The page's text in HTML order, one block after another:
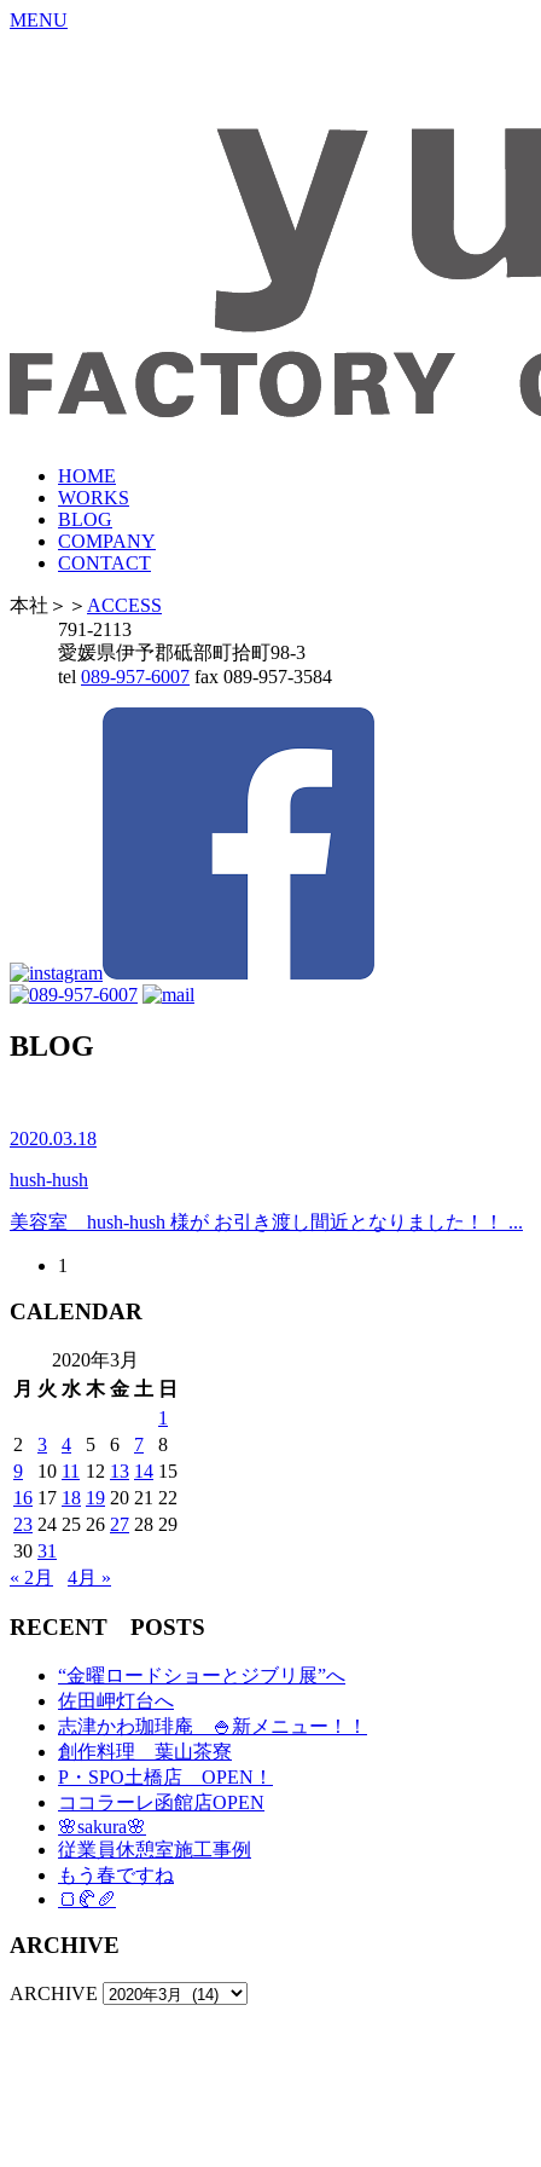
MENU
HOME
WORKS
BLOG
COMPANY
CONTACT
本社 ＞＞ ACCESS
791-2113
愛媛県伊予郡砥部町拾町98-3
tel 089-957-6007 fax 089-957-3584
BLOG
2020.03.18
hush-hush
美容室 hush-hush 様が お引き渡し間近となりました！！ ...
1
CALENDAR
2020年3月
月 火 水 木 金 土 日
1
2
3 4 5 6 7
8
9
10 11 12 13 14 15
16 17 18 19 20 21 22
23 24 25 26 27 28 29
30 31
« 2月
4月 »
RECENT POSTS
“金曜ロードショーとジブリ展”へ
佐田岬灯台へ
志津かわ珈琲庵 🍚新メニュー！！
創作料理 葉山茶寮
P・SPO土橋店 OPEN！
ココラーレ函館店OPEN
🌸sakura🌸
従業員休憩室施工事例
もう春ですね
🍞🥐🥖
ARCHIVE
ARCHIVE